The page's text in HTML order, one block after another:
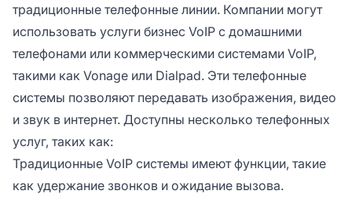
традиционные телефонные линии. Компании могут
использовать услуги бизнес VoIP с домашними
телефонами или коммерческими системами VoIP,
такими как Vonage или Dialpad. Эти телефонные
системы позволяют передавать изображения, видео
и звук в интернет. Доступны несколько телефонных
услуг, таких как:
Традиционные VoIP системы имеют функции, такие
как удержание звонков и ожидание вызова.